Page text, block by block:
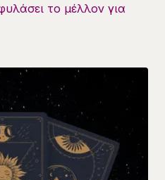
το μέλλον για